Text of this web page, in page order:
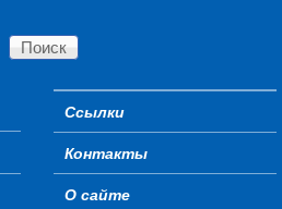
Secondary menu
Ссылки
Контакты
О сайте